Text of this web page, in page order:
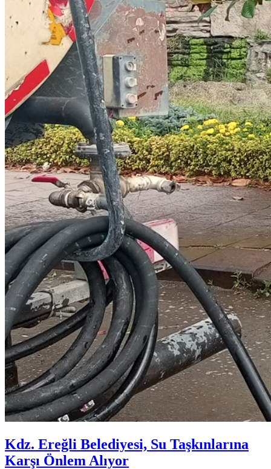
Kdz. Ereğli Belediyesi, Su Taşkınlarına
Karşı Önlem Alıyor